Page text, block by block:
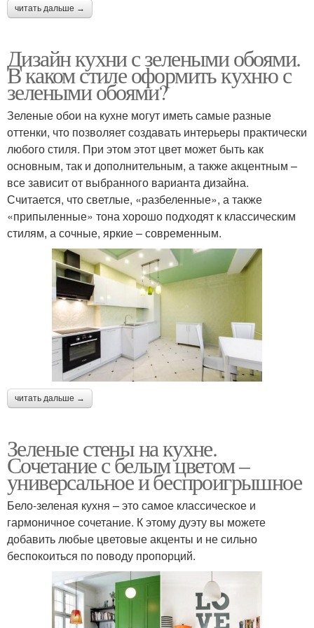
читать дальше →
Дизайн кухни с зелеными обоями.
В каком стиле оформить кухню с
зелеными обоями?
Зеленые обои на кухне могут иметь самые разные
оттенки, что позволяет создавать интерьеры практически
любого стиля. При этом этот цвет может быть как
основным, так и дополнительным, а также акцентным –
все зависит от выбранного варианта дизайна.
Считается, что светлые, «разбеленные», а также
«припыленные» тона хорошо подходят к классическим
стилям, а сочные, яркие – современным.
читать дальше →
Зеленые стены на кухне.
Сочетание с белым цветом –
универсальное и беспроигрышное
Бело-зеленая кухня – это самое классическое и
гармоничное сочетание. К этому дуэту вы можете
добавить любые цветовые акценты и не сильно
беспокоиться по поводу пропорций.